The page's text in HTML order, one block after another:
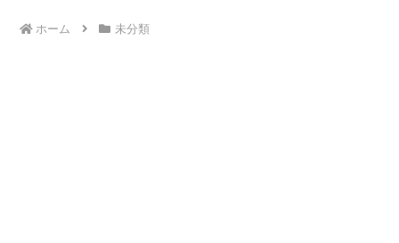
ホーム 未分類